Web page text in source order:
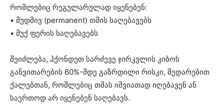
რომლებიც რეგულარულად იყენებენ:
• მუდმივ (permanent) თმის საღებავებს
• მუქ ფერის საღებავებს
შეიძლება, ჰქონდეთ სარძევე ჯირკვლის კიბოს
განვითარების 60%-მდე გაზრდილი რისკი, შედარებით
ქალებთან, რომლებიც თმას იშვიათად იღებავენ ან
საერთოდ არ იყენებენ საღებავს.